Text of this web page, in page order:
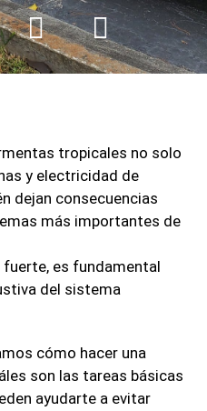
T
w
i
e
r
L
i
n
d
i
n
tropicales no solo
y electricidad de
dejan consecuencias
más importantes de
es fundamental
del sistema
cómo hacer una
son las tareas básicas
ayudarte a evitar